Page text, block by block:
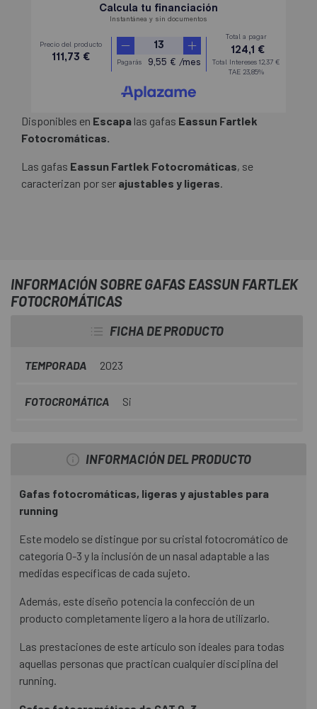
Disponibles en Escapa las gafas Eassun Fartlek
Fotocromáticas.
Las gafas Eassun Fartlek Fotocromáticas, se
caracterizan por ser ajustables y ligeras.
INFORMACIÓN SOBRE GAFAS EASSUN FARTLEK
FOTOCROMÁTICAS
FICHA DE PRODUCTO
TEMPORADA 2023
FOTOCROMÁTICA Si
INFORMACIÓN DEL PRODUCTO
Gafas fotocromáticas, ligeras y ajustables para
running
Este modelo se distingue por su cristal fotocromático de
categoría 0-3 y la inclusión de un nasal adaptable a las
medidas específicas de cada sujeto.
Además, este diseño potencia la confección de un
producto completamente ligero a la hora de utilizarlo.
Las prestaciones de este artículo son ideales para todas
aquellas personas que practican cualquier disciplina del
running.